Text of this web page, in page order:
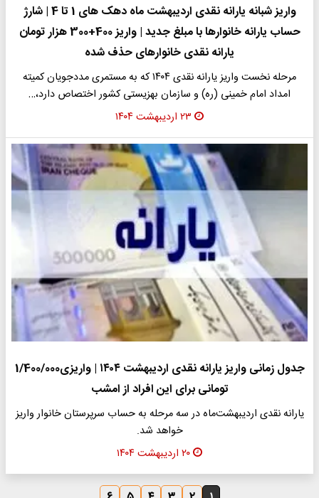
واریز شبانه یارانه نقدی اردیبهشت ماه دهک های 1 تا 4 | شارژ
حساب یارانه خانوارها با مبلغ جدید | واریز 400+300 هزار تومان
یارانه نقدی خانوارهای حذف شده
مرحله نخست واریز یارانه نقدی ۱۴۰۴ که به مستمری مددجویان کمیته
امداد امام خمینی (ره) و سازمان بهزیستی کشور اختصاص دارد،…
۲۳ اردیبهشت ۱۴۰۴
جدول زمانی واریز یارانه نقدی اردیبهشت ۱۴۰۴ | واریزی1/400/000
تومانی برای این افراد از امشب
یارانه نقدی اردیبهشت‌ماه در سه مرحله به حساب سرپرستان خانوار واریز
خواهد شد.
۲۰ اردیبهشت ۱۴۰۴